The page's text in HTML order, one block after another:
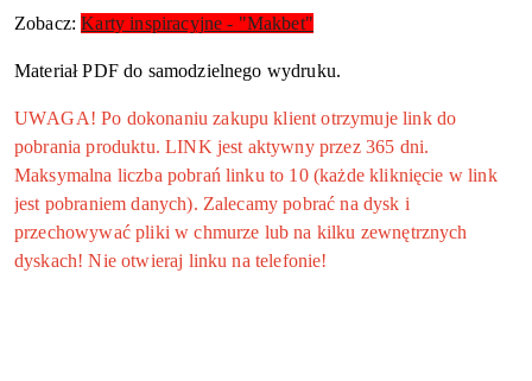
Zobacz:Karty inspiracyjne - "Makbet"
Materiał PDF do samodzielnego wydruku.
UWAGA! Po dokonaniu zakupu klient otrzymuje link do
pobrania produktu. LINK jest aktywny przez 365 dni.
Maksymalna liczba pobrań linku to 10 (każde kliknięcie w link
jest pobraniem danych). Zalecamy pobrać na dysk i
przechowywać pliki w chmurze lub na kilku zewnętrznych
dyskach! Nie otwieraj linku na telefonie!